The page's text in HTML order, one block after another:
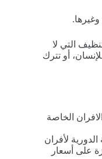
وغيرها.
التي لا
أو تترك
الخاصة
لأفران
على أسعار